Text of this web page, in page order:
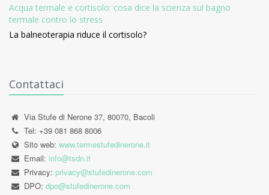
Acqua termale e cortisolo: cosa dice la scienza sul bagno
termale contro lo stress
La balneoterapia riduce il cortisolo?
Contattaci
Via Stufe di Nerone 37, 80070, Bacoli
Tel: +39 081 868 8006
Sito web: www.termestufedinerone.it
Email: info@tsdn.it
Privacy: privacy@stufedinerone.com
DPO: dpo@stufedinerone.com